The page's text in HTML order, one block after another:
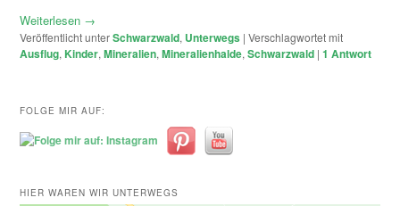
Weiterlesen →
Veröffentlicht unterSchwarzwald, Unterwegs |Verschlagwortet mit
Ausflug,Kinder,Mineralien,Mineralienhalde,Schwarzwald |1 Antwort
FOLGE MIR AUF:
HIER WAREN WIR UNTERWEGS